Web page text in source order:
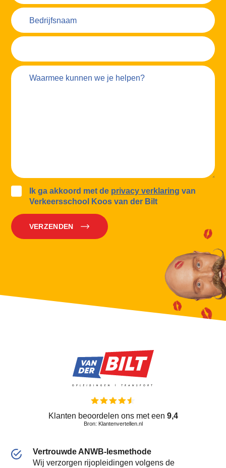
Ik ga akkoord met de privacy verklaring van
Verkeersschool Koos van der Bilt
VERZENDEN
Klanten beoordelen ons met een 9,4
Bron: Klantenvertellen.nl
Vertrouwde ANWB-lesmethode
Wij verzorgen rijopleidingen volgens de